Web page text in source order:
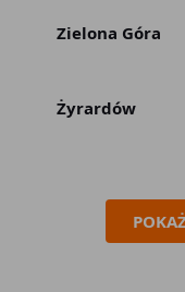
Zielona Góra
Żyrardów